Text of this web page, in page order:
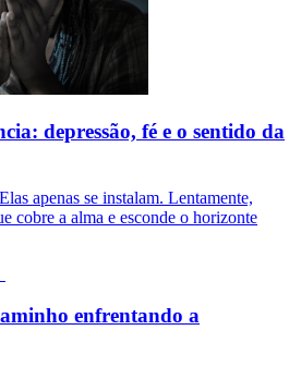
depressão, fé e o sentido da
apenas se instalam. Lentamente,
cobre a alma e esconde o horizonte
enfrentando a